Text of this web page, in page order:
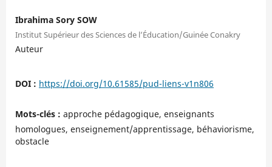
Ibrahima Sory SOW
Institut Supérieur des Sciences de l’Éducation/Guinée Conakry
Auteur
DOI : https://doi.org/10.61585/pud-liens-v1n806
Mots-clés : approche pédagogique, enseignants
homologues, enseignement/apprentissage, béhaviorisme,
obstacle